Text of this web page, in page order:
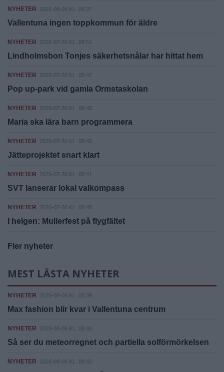
NYHETER 2026-08-06 KL. 08:37
Vallentuna ingen toppkommun för äldre
NYHETER 2026-07-30 KL. 08:51
Lindholmsbon Tonjes säkerhetsnålar har hittat hem
NYHETER 2026-07-30 KL. 08:47
Pop up-park vid gamla Ormstaskolan
NYHETER 2026-07-30 KL. 08:45
Maria ska lära barn programmera
NYHETER 2026-07-30 KL. 08:45
Jätteprojektet snart klart
NYHETER 2026-07-30 KL. 08:41
SVT lanserar lokal valkompass
NYHETER 2026-07-30 KL. 08:40
I helgen: Mullerfest på flygfältet
Fler nyheter
MEST LÄSTA NYHETER
NYHETER 2026-08-06 KL. 08:39
Max fashion blir kvar i Vallentuna centrum
NYHETER 2026-08-06 KL. 08:40
Så ser du meteorregnet och partiella solförmörkelsen
NYHETER 2026-08-06 KL. 08:42